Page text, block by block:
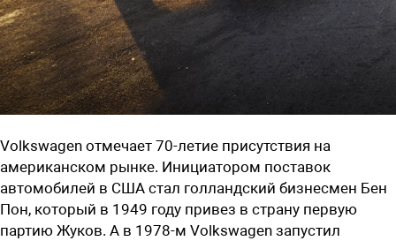
Volkswagen отмечает 70-летие присутствия на
американском рынке. Инициатором поставок
автомобилей в США стал голландский бизнесмен Бен
Пон, который в 1949 году привез в страну первую
партию Жуков. А в 1978-м Volkswagen запустил